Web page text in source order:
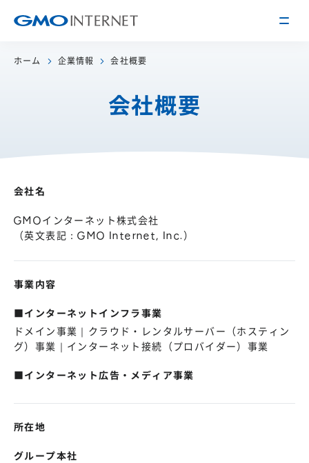
沿革
サービス
IR情報
経営方針
事業内容・戦略
株式・格付情報
株主総会
IRカレンダー
仕事を知る
会社を知る
キャリア/アルバイト採用
ホーム 企業情報 会社概要
会社概要
会社名
GMOインターネット株式会社
（英文表記：GMO Internet, Inc.）
事業内容
■インターネットインフラ事業
ドメイン事業｜クラウド・レンタルサーバー（ホスティン
グ）事業｜インターネット接続（プロバイダー）事業
■インターネット広告・メディア事業
所在地
グループ本社